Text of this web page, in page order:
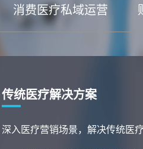
消费医疗私域运营
消费医疗解决方案
快速私域沉淀，精准用户画像分